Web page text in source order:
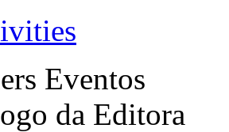
Eventos
da Editora